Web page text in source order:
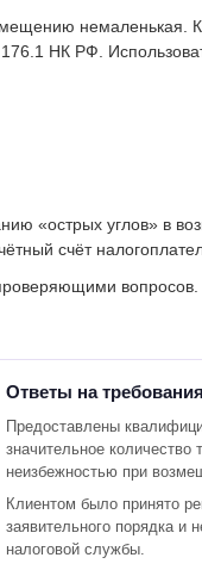
немаленькая.
176.1 НК РФ.
«острых углов» в
счёт
вопросов.
Ответы на
Предоставлены
значительное
неизбежностью при
Клиентом было принято
заявительного порядка и
налоговой службы.